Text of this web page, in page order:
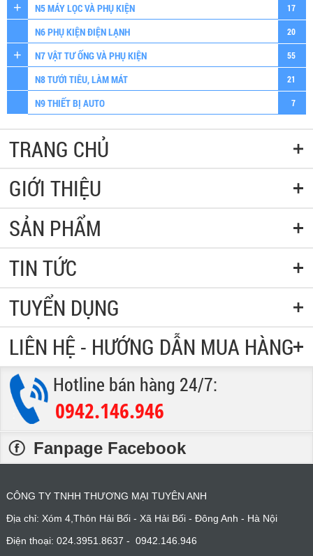
N5 MÁY LỌC VÀ PHỤ KIỆN 17
N6 PHỤ KIỆN ĐIỆN LẠNH 20
N7 VẬT TƯ ỐNG VÀ PHỤ KIỆN 55
N8 TƯỚI TIÊU, LÀM MÁT 21
N9 THIẾT BỊ AUTO 7
TRANG CHỦ
GIỚI THIỆU
SẢN PHẨM
TIN TỨC
TUYỂN DỤNG
LIÊN HỆ - HƯỚNG DẪN MUA HÀNG
Hotline bán hàng 24/7:
0942.146.946
Fanpage Facebook
CÔNG TY TNHH THƯƠNG MẠI TUYÊN ANH
Địa chỉ: Xóm 4,Thôn Hải Bối - Xã Hải Bối - Đông Anh - Hà Nội
Điện thoại: 024.3951.8637 - 0942.146.946